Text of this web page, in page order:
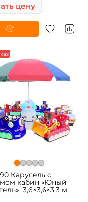
цену
Карусель с
кабин «Юный
3,6×3,6×3,3 м